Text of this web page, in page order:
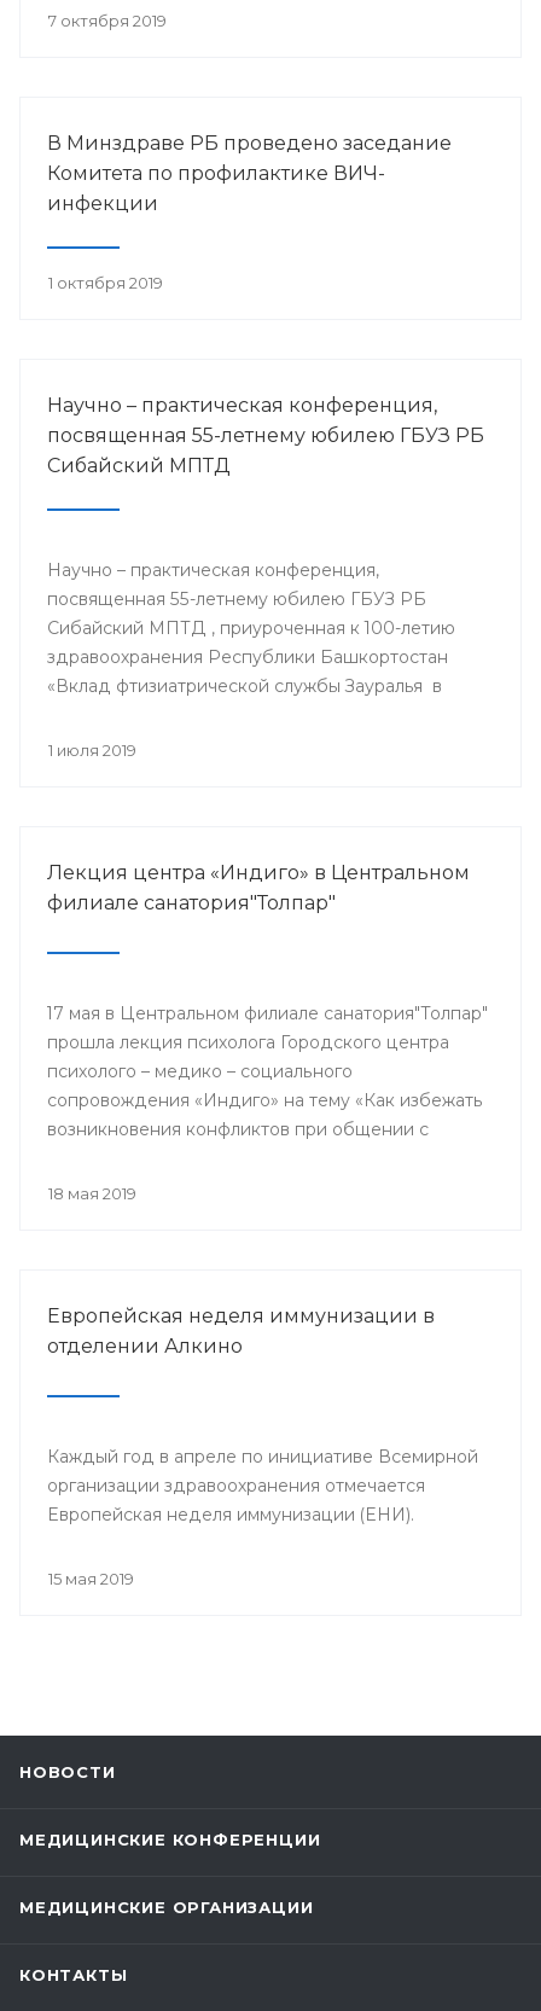
лечения в детских противотуберкулёзных
7 октября 2019
В Минздраве РБ проведено заседание
Комитета по профилактике ВИЧ-
инфекции
1 октября 2019
Научно – практическая конференция,
посвященная 55-летнему юбилею ГБУЗ РБ
Сибайский МПТД
Научно – практическая конференция,
посвященная 55-летнему юбилею ГБУЗ РБ
Сибайский МПТД , приуроченная к 100-летию
здравоохранения Республики Башкортостан
«Вклад фтизиатрической службы Зауралья в
года в городе Сибай.
1 июля 2019
Лекция центра «Индиго» в Центральном
филиале санатория"Толпар"
17 мая в Центральном филиале санатория"Толпар"
прошла лекция психолога Городского центра
психолого – медико – социального
сопровождения «Индиго» на тему «Как избежать
возникновения конфликтов при общении с
18 мая 2019
Европейская неделя иммунизации в
отделении Алкино
Каждый год в апреле по инициативе Всемирной
организации здравоохранения отмечается
Европейская неделя иммунизации (ЕНИ).
15 мая 2019
НОВОСТИ
МЕДИЦИНСКИЕ КОНФЕРЕНЦИИ
МЕДИЦИНСКИЕ ОРГАНИЗАЦИИ
КОНТАКТЫ